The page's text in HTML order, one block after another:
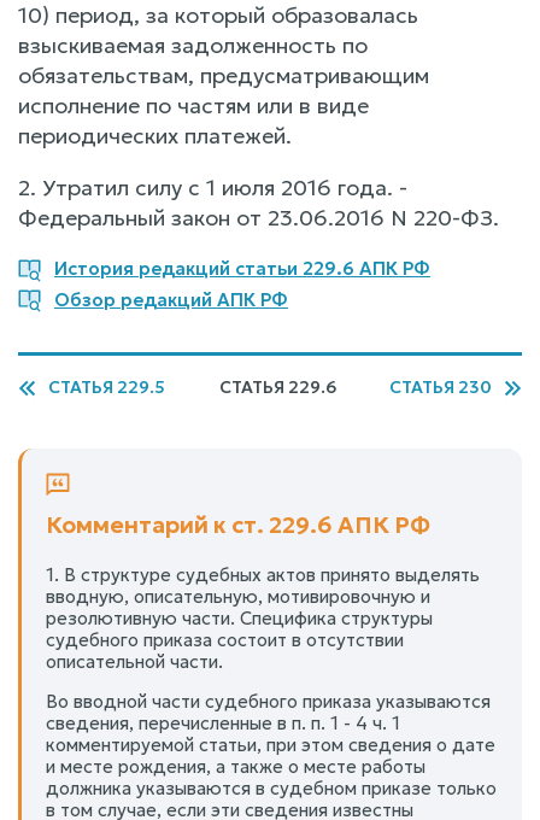
10) период, за который образовалась
взыскиваемая задолженность по
обязательствам, предусматривающим
исполнение по частям или в виде
периодических платежей.
2. Утратил силу с 1 июля 2016 года. -
Федеральный закон от 23.06.2016 N 220-ФЗ.
История редакций статьи 229.6 АПК РФ
Обзор редакций АПК РФ
СТАТЬЯ 229.5 СТАТЬЯ 229.6 СТАТЬЯ 230
Комментарий к ст. 229.6 АПК РФ
1. В структуре судебных актов принято выделять
вводную, описательную, мотивировочную и
резолютивную части. Специфика структуры
судебного приказа состоит в отсутствии
описательной части.
Во вводной части судебного приказа указываются
сведения, перечисленные в п. п. 1 - 4 ч. 1
комментируемой статьи, при этом сведения о дате
и месте рождения, а также о месте работы
должника указываются в судебном приказе только
в том случае, если эти сведения известны